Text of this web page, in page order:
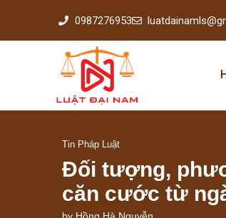
0987276953
Tin Pháp Luật
Đối tượng,
căn cước từ
by Hồng Hà Nguyễn